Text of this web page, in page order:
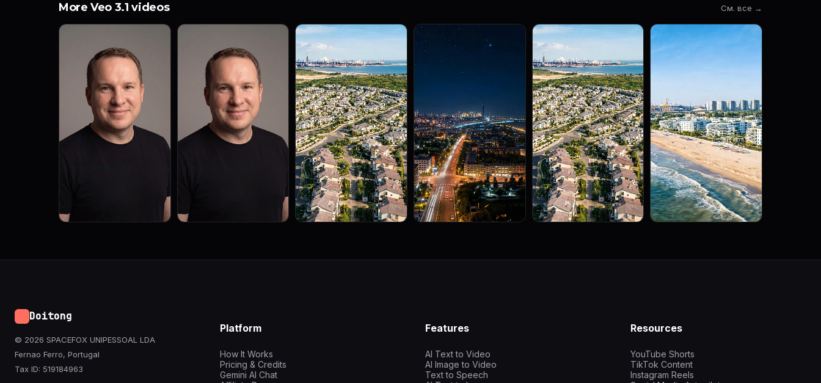
More Veo 3.1 videos См. все →
Doitong
© 2026 SPACEFOX UNIPESSOAL LDA
Fernao Ferro, Portugal
Tax ID: 519184963
Platform
How It Works
Pricing & Credits
Gemini AI Chat
Features
AI Text to Video
AI Image to Video
Text to Speech
Resources
YouTube Shorts
TikTok Content
Instagram Reels